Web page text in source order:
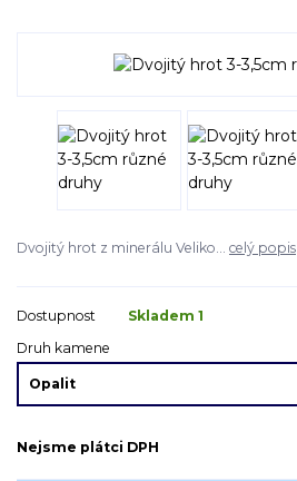
Dvojitý hrot z minerálu Veliko... celý popis
Dostupnost
Skladem 1
Druh kamene
Nejsme plátci DPH